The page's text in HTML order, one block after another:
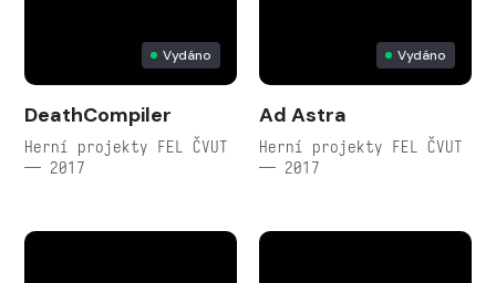
Vydáno
DeathCompiler
Herní projekty FEL ČVUT
— 2017
Vydáno
Ad Astra
Herní projekty FEL ČVUT
— 2017